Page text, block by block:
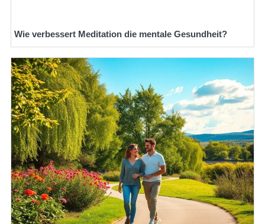
Wie verbessert Meditation die mentale Gesundheit?